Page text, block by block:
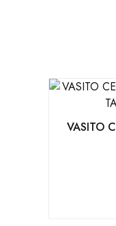
VASITO